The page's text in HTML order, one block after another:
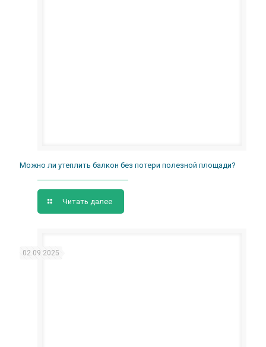
Можно ли утеплить балкон без потери полезной площади?
Читать далее
02.09.2025